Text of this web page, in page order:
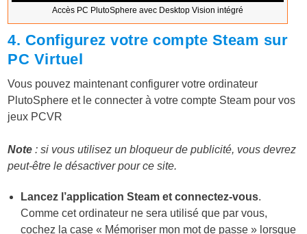
Accès PC PlutoSphere avec Desktop Vision intégré
4. Configurez votre compte Steam sur
PC Virtuel
Vous pouvez maintenant configurer votre ordinateur
PlutoSphere et le connecter à votre compte Steam pour vos
jeux PCVR
Note : si vous utilisez un bloqueur de publicité, vous devrez
peut-être le désactiver pour ce site.
Lancez l’application Steam et connectez-vous.
Comme cet ordinateur ne sera utilisé que par vous,
cochez la case « Mémoriser mon mot de passe » lorsque